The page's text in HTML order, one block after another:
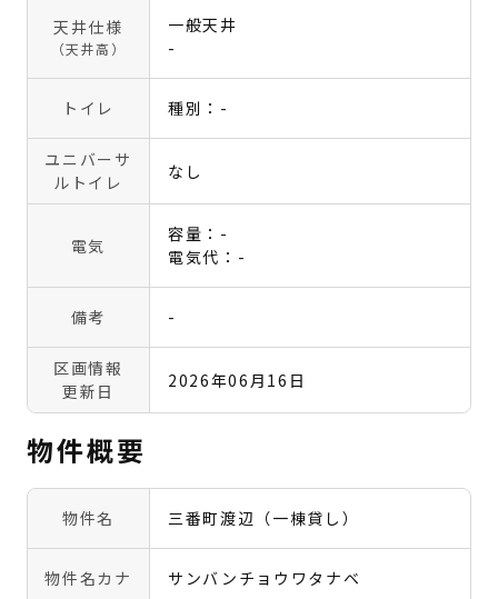
天井仕様
（天井高）
一般天井
-
トイレ 種別：-
ユニバーサ
ルトイレ
なし
電気
容量：-
電気代：-
備考 -
区画情報
更新日
2026年06月16日
物件概要
物件名 三番町渡辺（一棟貸し）
物件名カナ サンバンチョウワタナベ